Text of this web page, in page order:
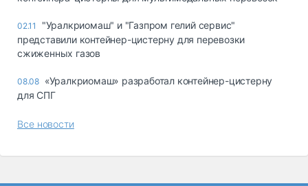
02.11
"Уралкриомаш" и "Газпром гелий сервис"
представили контейнер-цистерну для перевозки
сжиженных газов
08.08 «Уралкриомаш» разработал контейнер-цистерну
для СПГ
Все новости